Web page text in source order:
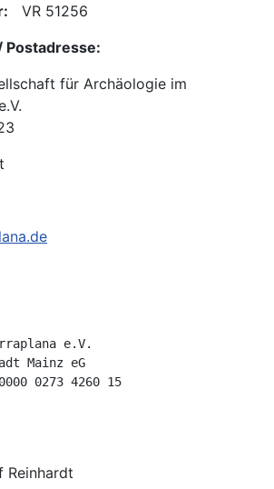
VR 51256
Postadresse:
für Archäologie im
e.V.
Mainz eG
0273 4260 15
Reinhardt